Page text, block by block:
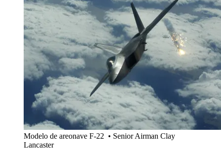
Modelo de areonave F-22 • Senior Airman Clay
Lancaster